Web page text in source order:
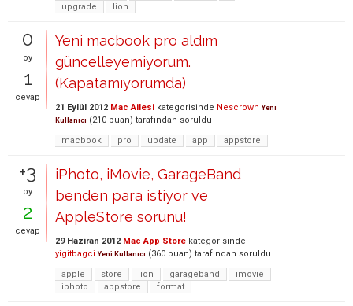
upgrade
lion
0
oy
1
cevap
Yeni macbook pro aldım
güncelleyemiyorum.
(Kapatamıyorumda)
21 Eylül 2012 Mac Ailesi kategorisinde Nescrown Yeni
Kullanıcı (210 puan) tarafından soruldu
macbook
pro update app appstore
+3
oy
2
cevap
iPhoto, iMovie, GarageBand
benden para istiyor ve
AppleStore sorunu!
29 Haziran 2012 Mac App Store kategorisinde
yigitbagci Yeni Kullanıcı (360 puan) tarafından soruldu
apple
store lion garageband
imovie
iphoto
appstore format